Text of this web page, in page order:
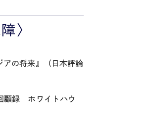
〉
アの将来』（日本評論
顧録 ホワイトハウ